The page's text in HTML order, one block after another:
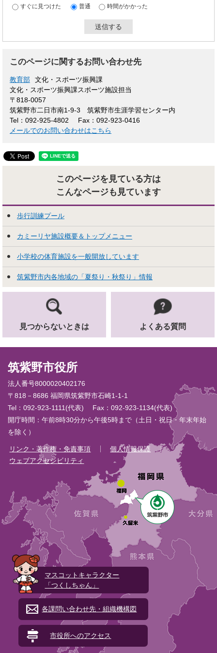
すぐに見つけた 普通 時間がかかった
このページに関するお問い合わせ先
教育部
文化・スポーツ振興課
文化・スポーツ振興課スポーツ施設担当
〒818-0057
筑紫野市二日市南1-9-3 筑紫野市生涯学習センター内
Tel：092-925-4802
Fax：092-923-0416
メールでのお問い合わせはこちら
このページを見ている方は
こんなページも見ています
歩行訓練プール
カミーリヤ施設概要＆トップメニュー
小学校の体育施設を一般開放しています
筑紫野市内各地域の「夏祭り・秋祭り」情報
見つからないときは よくある質問
筑紫野市役所
法人番号8000020402176
〒818－8686 福岡県筑紫野市石崎1-1-1
Tel：092-923-1111(代表)
Fax：092-923-1134(代表)
開庁時間：午前8時30分から午後5時まで（土日・祝日・年末年始
を除く）
リンク・著作権・免責事項
個人情報保護
ウェブアクセシビリティ
マスコットキャラクター
「つくしちゃん」
各課問い合わせ先・組織機構図
市役所へのアクセス